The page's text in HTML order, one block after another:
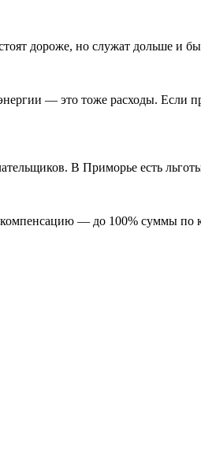
дороже, но служат дольше и
— это тоже расходы. Если
В Приморье есть
компенсацию — до 100% суммы по